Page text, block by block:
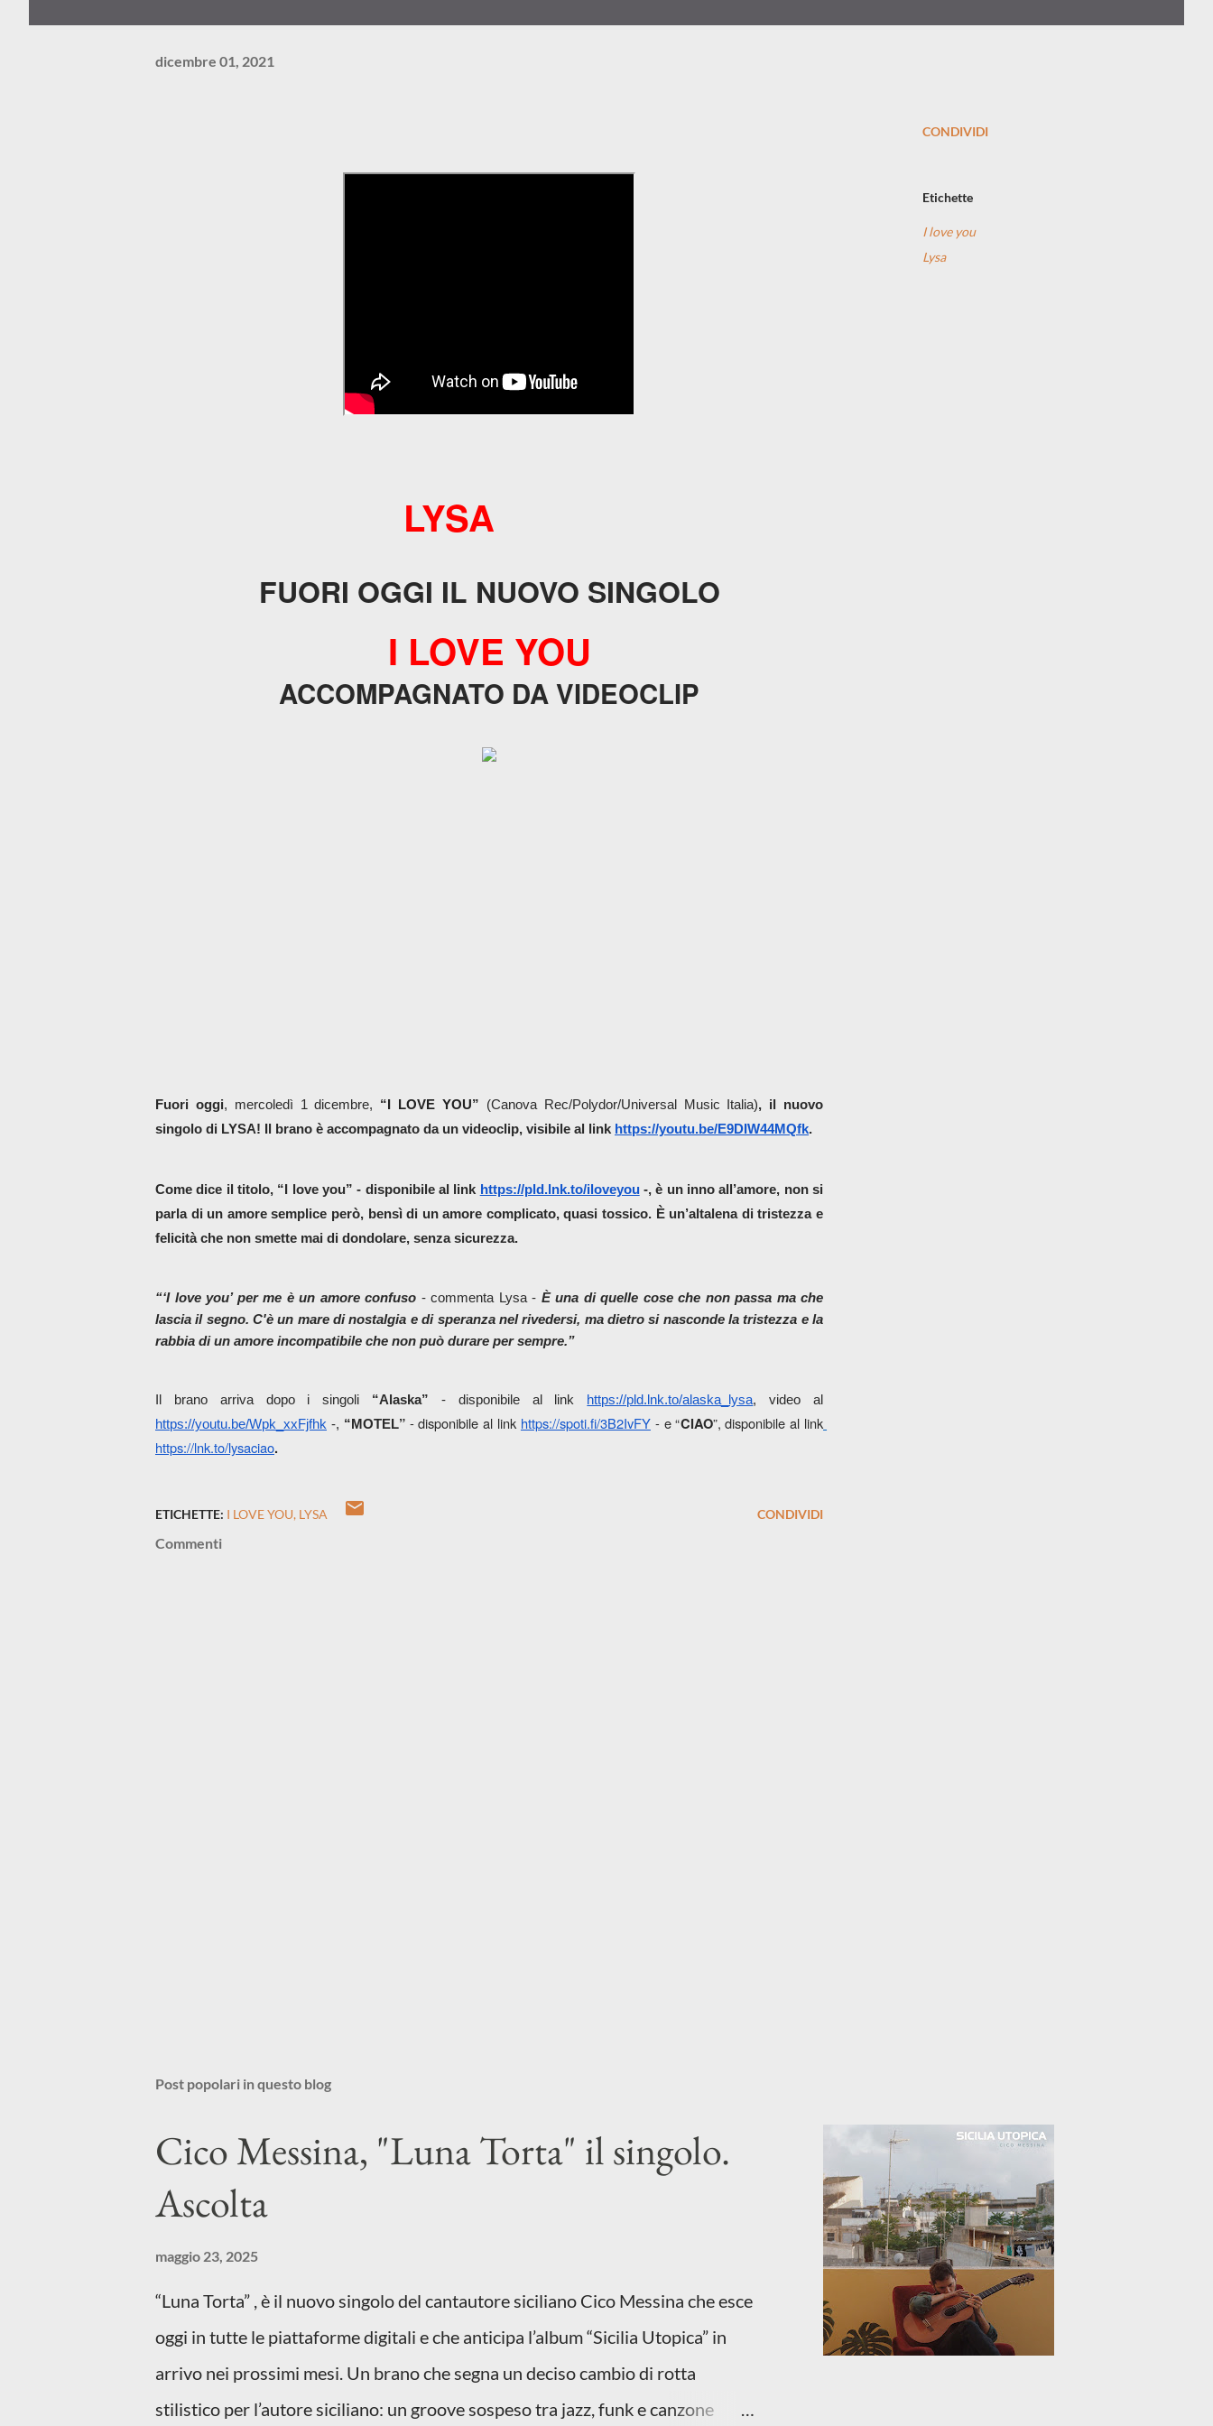
dicembre 01, 2021
                         LYSA
FUORI OGGI IL NUOVO SINGOLO
I LOVE YOU
ACCOMPAGNATO DA VIDEOCLIP
Fuori oggi, mercoledì 1 dicembre, “ I LOVE YOU” (Canova Rec/Polydor/Universal Music Italia), il nuovo
singolo di LYSA! Il brano è accompagnato da un videoclip, visibile al link https://youtu.be/E9DIW44MQfk.
Come dice il titolo, “I love you” - disponibile al link https://pld.lnk.to/iloveyou -, è un inno all’amore, non si
parla di un amore semplice però, bensì di un amore complicato, quasi tossico. È un’altalena di tristezza e
felicità che non smette mai di dondolare, senza sicurezza.
“‘I love you’ per me è un amore confuso - commenta Lysa - È una di quelle cose che non passa ma che
lascia il segno. C'è un mare di nostalgia e di speranza nel rivedersi, ma dietro si nasconde la tristezza e la
rabbia di un amore incompatibile che non può durare per sempre.”
Il brano arriva dopo i singoli “Alaska” - disponibile al link https://pld.lnk.to/alaska_lysa
https://youtu.be/Wpk_xxFjfhk -, “MOTEL” - disponibile al link https://spoti.fi/3B2IvFY - e “CIAO”, disponibile al link
https://lnk.to/lysaciao.
CONDIVIDI
Etichette
I love you
Lysa
ETICHETTE: I LOVE YOU LYSA CONDIVIDI
Commenti
Post popolari in questo blog
Cico Messina, "Luna Torta" il singolo.
Ascolta
maggio 23, 2025
“Luna Torta” , è il nuovo singolo del cantautore siciliano Cico Messina che esce
oggi in tutte le piattaforme digitali e che anticipa l’album “Sicilia Utopica” in
arrivo nei prossimi mesi. Un brano che segna un deciso cambio di rotta
stilistico per l’autore siciliano: un groove sospeso tra jazz, funk e canzone